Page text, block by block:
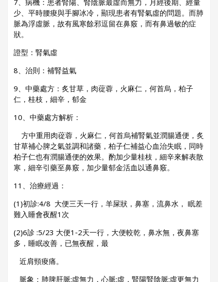
7、病機：患者腎陽、腎陰脈最虛而無力，月經後期、經量
少、平時腰痠與手腳冰冷，顯現患者有腎氣虛的問題。而肺
脈為浮虛脈，故有風寒餘邪逗留在鼻竅，而有鼻過敏的症
狀。
證型：腎氣虛
8、治則：補腎益氣
9、中藥處方：炙甘草，肉蓯蓉，火麻仁，何首烏，柏子
仁，桂枝，細辛，郁金
10、中藥處方解析：
方中重用肉蓯蓉，火麻仁，何首烏補腎氣並潤腸通便，炙
甘草補心脾之氣並調和諸藥，柏子仁補益心血治失眠，同時
柏子仁也有潤腸通便的效果。酌加少量桂枝，細辛來解表散
寒，細辛引藥至鼻竅，加少量郁金活血以通鼻竅。
11、治療經過：
(1)初診:4/8 大便三天一行，羊屎狀，鼻塞，流鼻水， 眠差
難入睡會夜醒1次
(2)6診 :5/23 大便1-2天一行，大便較乾，鼻水無，夜鼻塞
多，睡眠改善，已無夜醒，最
近肩頸痠痛。
脈象：肺脾肝脈:虛無力，心脈:虛，腎陽腎陰脈:虛更無力